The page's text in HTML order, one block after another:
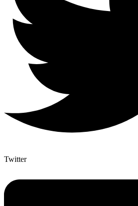
Twitter